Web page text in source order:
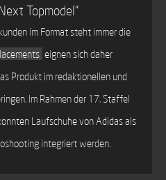
Topmodel"
im Format steht immer die
eignen sich daher
Produkt im redaktionellen und
Im Rahmen der 17. Staffel
Laufschuhe von Adidas als
integriert werden.